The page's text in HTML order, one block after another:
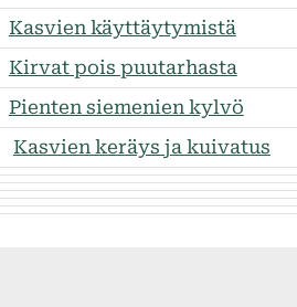
Kasvien käyttäytymistä
Kirvat pois puutarhasta
Pienten siemenien kylvö
Kasvien keräys ja kuivatus